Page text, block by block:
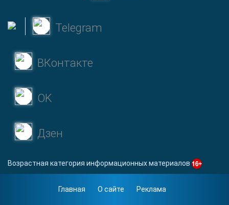
Telegram
ВКонтакте
OK
Дзен
Возрастная категория информационных материалов
Главная О сайте Реклама